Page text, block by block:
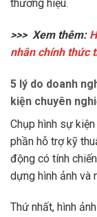
thương hiệu.
>>> Xem thêm:
nhân chính thức
5 lý do doanh
kiện chuyên
Chụp hình sự
phần hỗ trợ kỹ
động có tính
dựng hình ảnh và
Thứ nhất, hình